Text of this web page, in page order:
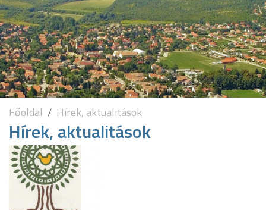
Főoldal Hírek, aktualitások
Hírek, aktualitások